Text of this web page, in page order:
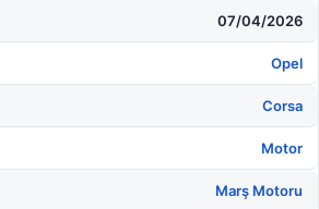
07/04/2026
Opel
Corsa
Motor
Marş Motoru